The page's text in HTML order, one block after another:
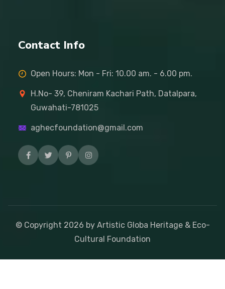
Contact Info
Open Hours: Mon - Fri: 10.00 am. - 6.00 pm.
H.No- 39, Cheniram Kachari Path, Datalpara,
Guwahati-781025
aghecfoundation@gmail.com
© Copyright 2026 by Artistic Globa Heritage & Eco-
Cultural Foundation